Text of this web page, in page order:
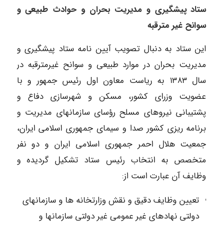
ستاد پیشگیری و مدیریت بحران و حوادث طبیعی و
سوانح غیر مترقبه
این ستاد به دنبال تصویب آیین نامه ستاد پیشگیری و
مدیریت بحران در موارد طبیعی و سوانح غیرمترقبه در
سال ۱۳۸۳ به ریاست معاون اول رئیس جمهور و با
عضویت وزرای کشور، مسکن و شهرسازی دفاع و
پشتیبانی نیروهای مسلح رؤسای سازمانهای مدیریت و
برنامه ریزی کشور صدا و سیمای جمهوری اسلامی ایران،
جمعیت هلال احمر جمهوری اسلامی ایران و دو نفر
متخصص به انتخاب رئیس ستاد تشکیل گردیده و
وظایف آن عبارت است از:
تعیین وظایف دقیق و نقش وزارتخانه ها و سازمانهای
دولتی نهادهای غیر عمومی غیر دولتی سازمانها و